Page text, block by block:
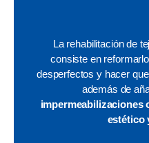
La rehabilitación de
consiste en
desperfectos y hacer
además de
impermeabilizaciones
estético